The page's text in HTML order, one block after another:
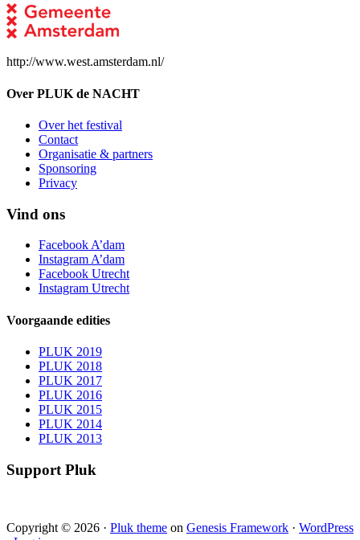
http://www.west.amsterdam.nl/
Over PLUK de NACHT
Over het festival
Contact
Organisatie & partners
Sponsoring
Privacy
Vind ons
Facebook A’dam
Instagram A’dam
Facebook Utrecht
Instagram Utrecht
Voorgaande edities
PLUK 2019
PLUK 2018
PLUK 2017
PLUK 2016
PLUK 2015
PLUK 2014
PLUK 2013
Support Pluk
Copyright © 2026 · Pluk theme on Genesis Framework · WordPress